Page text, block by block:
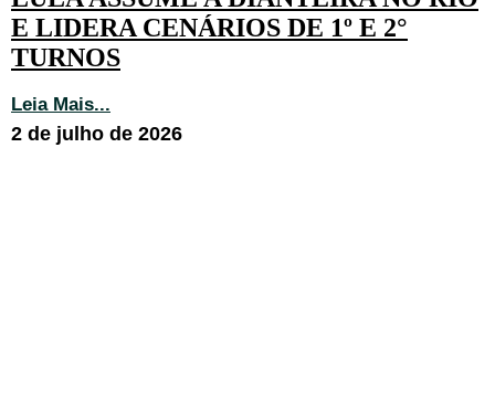
E LIDERA CENÁRIOS DE 1º E 2°
TURNOS
Leia Mais...
2 de julho de 2026